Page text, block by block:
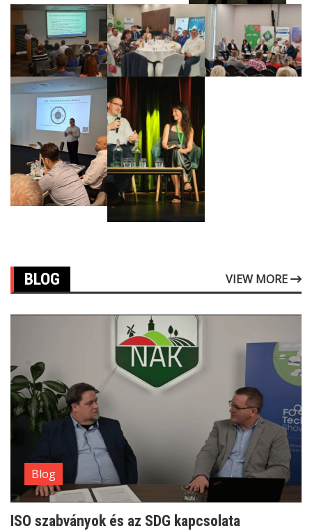
BLOG VIEW MORE
Blog
ISO szabványok és az SDG kapcsolata